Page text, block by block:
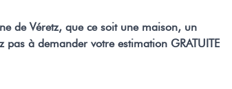
de Véretz, que ce soit une maison, un
à demander votre estimation GRATUITE